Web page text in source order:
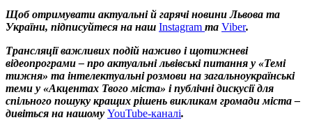
Щоб отримувати актуальні й гарячі новини Львова та
України, підписуйтеся на наш Instagram та Viber.
Трансляції важливих подій наживо і щотижневі
відеопрограми – про актуальні львівські питання у «Темі
тижня» та інтелектуальні розмови на загальноукраїнські
теми у «Акцентах Твого міста» і публічні дискусії для
спільного пошуку кращих рішень викликам громади міста –
дивіться на нашому YouTube-каналі.